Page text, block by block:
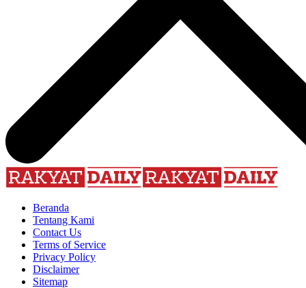
Beranda
Tentang Kami
Contact Us
Terms of Service
Privacy Policy
Disclaimer
Sitemap